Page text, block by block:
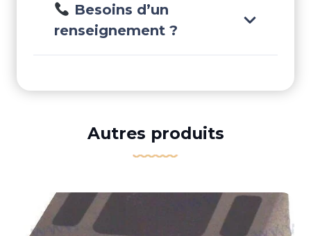
Besoins d’un
renseignement ?
Autres produits